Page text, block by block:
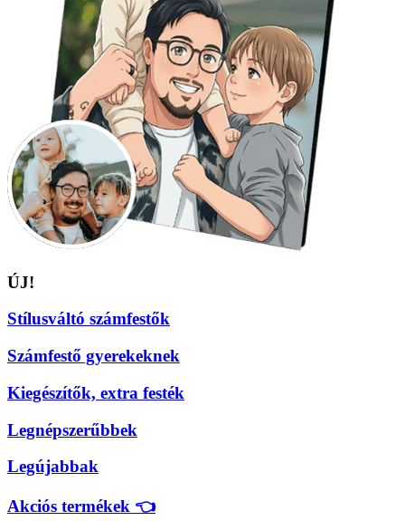
ÚJ!
Stílusváltó számfestők
Számfestő gyerekeknek
Kiegészítők, extra festék
Legnépszerűbbek
Legújabbak
Akciós termékek 👈